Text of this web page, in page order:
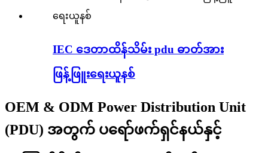
IEC ဒေတာထိန်သိမ်း pdu ဓာတ်အား
ဖြန့်ဖြူးရေးယူနစ်
OEM & ODM Power Distribution Unit
(PDU) အတွက် ပရော်ဖက်ရှင်နယ်နှင့်